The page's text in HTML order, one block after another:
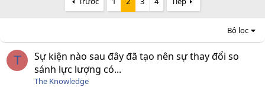
Bộ lọc
T
Sự kiện nào sau đây đã tạo nên sự thay đổi so
sánh lực lượng có...
The Knowledge